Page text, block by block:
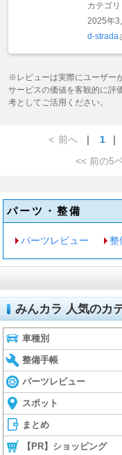
カテゴ
2025年3
d-strada
※レビューは実際にユーザー
サービスの価値を客観的に評
考としてご活用ください。
< 前へ ｜ 1 ｜
<< 前の5
パーツ・整備
パーツレビュー 整
みんカラ 人気のカ
車種別
整備手帳
パーツレビュー
スポット
まとめ
【PR】ショッピング